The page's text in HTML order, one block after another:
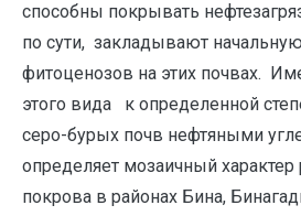
способны покрывать
по сути, закладывают
фитоценозов на этих почвах.
этого вида к определенной
серо-бурых почв нефтяными
определяет мозаичный характер
покрова в районах Бина,